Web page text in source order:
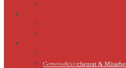
Gemeindekirchenrat &
Sternsinger